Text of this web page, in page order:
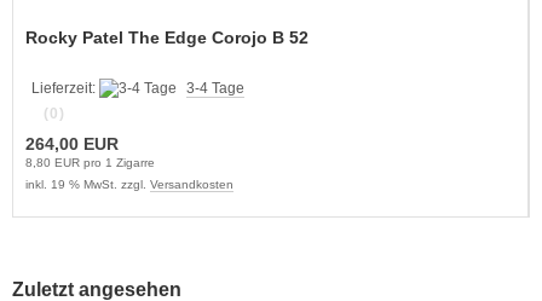
Rocky Patel The Edge Corojo B 52
Lieferzeit:
3-4 Tage
(0)
264,00 EUR
8,80 EUR pro 1 Zigarre
inkl. 19 % MwSt. zzgl. Versandkosten
Zuletzt angesehen